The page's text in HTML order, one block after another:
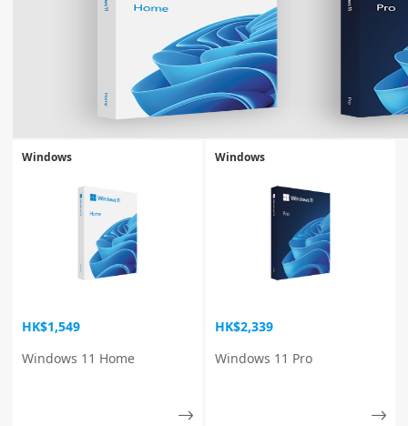
Windows
HK$1,549
Windows 11 Home
Windows
HK$2,339
Windows 11 Pro